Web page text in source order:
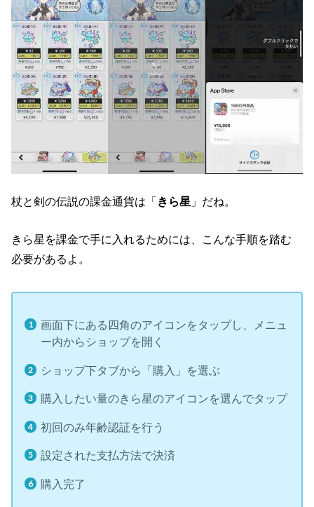
杖と剣の伝説の課金通貨は「きら星 」だね。
きら星を課金で手に入れるためには、こんな手順を踏む
必要があるよ。
画面下にある四角のアイコンをタップし、メニュ
ー内からショップを開く
ショップ下タブから「購入」を選ぶ
購入したい量のきら星のアイコンを選んでタップ
初回のみ年齢認証を行う
設定された支払方法で決済
購入完了